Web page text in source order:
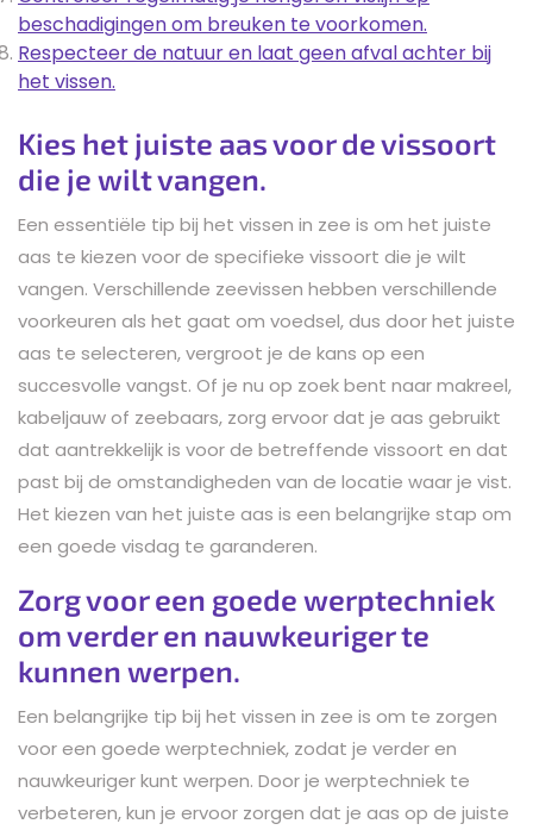
beschadigingen om breuken te voorkomen.
Respecteer de natuur en laat geen afval achter bij
het vissen.
Kies het juiste aas voor de vissoort
die je wilt vangen.
Een essentiële tip bij het vissen in zee is om het juiste
aas te kiezen voor de specifieke vissoort die je wilt
vangen. Verschillende zeevissen hebben verschillende
voorkeuren als het gaat om voedsel, dus door het juiste
aas te selecteren, vergroot je de kans op een
succesvolle vangst. Of je nu op zoek bent naar makreel,
kabeljauw of zeebaars, zorg ervoor dat je aas gebruikt
dat aantrekkelijk is voor de betreffende vissoort en dat
past bij de omstandigheden van de locatie waar je vist.
Het kiezen van het juiste aas is een belangrijke stap om
een goede visdag te garanderen.
Zorg voor een goede werptechniek
om verder en nauwkeuriger te
kunnen werpen.
Een belangrijke tip bij het vissen in zee is om te zorgen
voor een goede werptechniek, zodat je verder en
nauwkeuriger kunt werpen. Door je werptechniek te
verbeteren, kun je ervoor zorgen dat je aas op de juiste